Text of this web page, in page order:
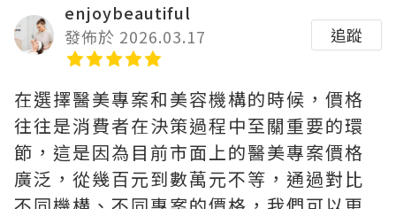
enjoybeautiful
發佈於 2026.03.17
追蹤
在選擇醫美專案和美容機構的時候，價格
往往是消費者在決策過程中至關重要的環
節，這是因為目前市面上的醫美專案價格
廣泛，從幾百元到數萬元不等，通過對比